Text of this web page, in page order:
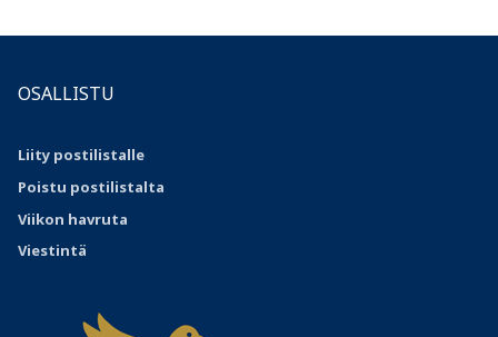
OSALLISTU
Liity postilistalle
Poistu postilistalta
Viikon havruta
Viestintä